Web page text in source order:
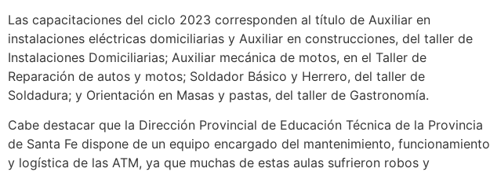
Las capacitaciones del ciclo 2023 corresponden al título de Auxiliar en
instalaciones eléctricas domiciliarias y Auxiliar en construcciones, del taller de
Instalaciones Domiciliarias; Auxiliar mecánica de motos, en el Taller de
Reparación de autos y motos; Soldador Básico y Herrero, del taller de
Soldadura; y Orientación en Masas y pastas, del taller de Gastronomía.
Cabe destacar que la Dirección Provincial de Educación Técnica de la Provincia
de Santa Fe dispone de un equipo encargado del mantenimiento, funcionamiento
y logística de las ATM, ya que muchas de estas aulas sufrieron robos y